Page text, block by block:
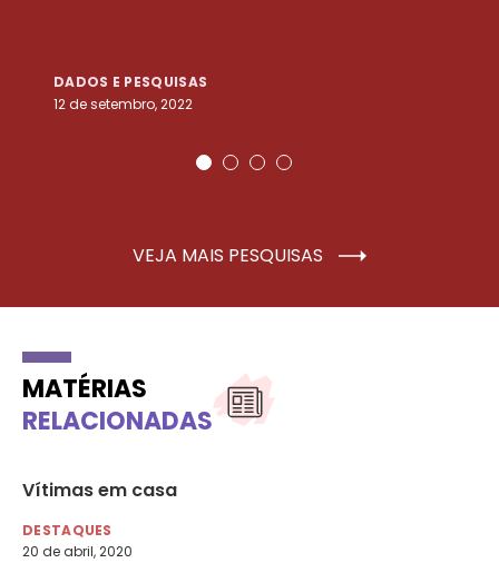
DADOS E PESQUISAS
12 de setembro, 2022
VEJA MAIS PESQUISAS
MATÉRIAS
RELACIONADAS
Vítimas em casa
DESTAQUES
20 de abril, 2020